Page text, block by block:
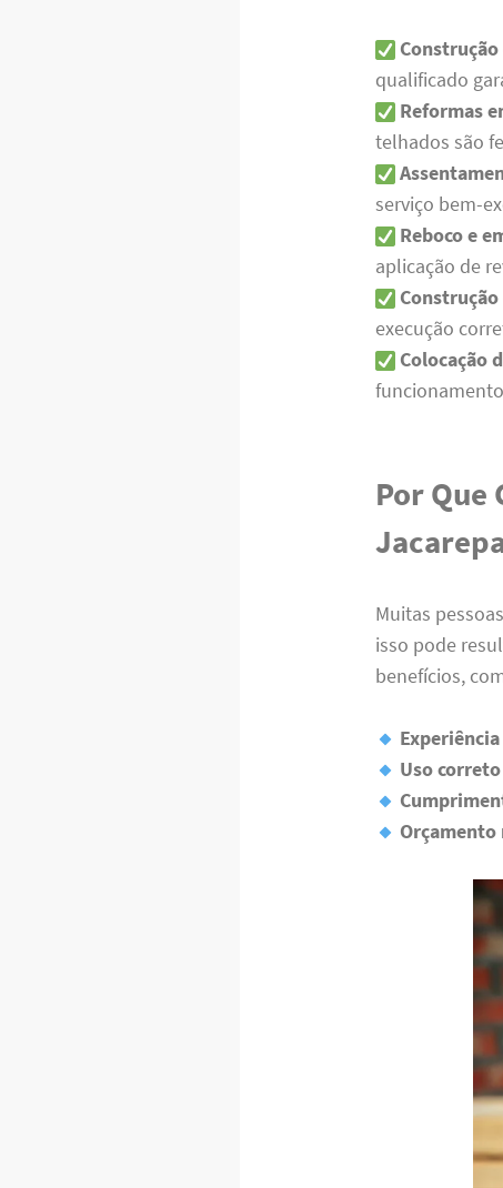
Construção
qualificado
Reformas
telhados são
serviço bem-
Reboco e
aplicação de
execução
Colocação
Por
Muitas
isso pode
benefícios,
Uso
Orçamento